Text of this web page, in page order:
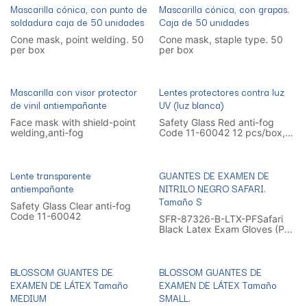
Mascarilla cónica, con punto de
soldadura caja de 50 unidades
Cone mask, point welding. 50
per box
Mascarilla cónica, con grapas.
Caja de 50 unidades
Cone mask, staple type. 50
per box
Mascarilla con visor protector
de vinil antiempañante
Face mask with shield-point
welding,anti-fog
Lentes protectores contra luz
UV (luz blanca)
Safety Glass Red anti-fog
Code 11-60042 12 pcs/box,
Lente transparente
antiempañante
Safety Glass Clear anti-fog
Code 11-60042
GUANTES DE EXAMEN DE
NITRILO NEGRO SAFARI.
Tamaño S
SFR-87326-B-LTX-PFSafari
Black Latex Exam Gloves (PF)
BLOSSOM GUANTES DE
EXAMEN DE LÁTEX Tamaño
MEDIUM
BLOSSOM GUANTES DE
EXAMEN DE LÁTEX Tamaño
SMALL.